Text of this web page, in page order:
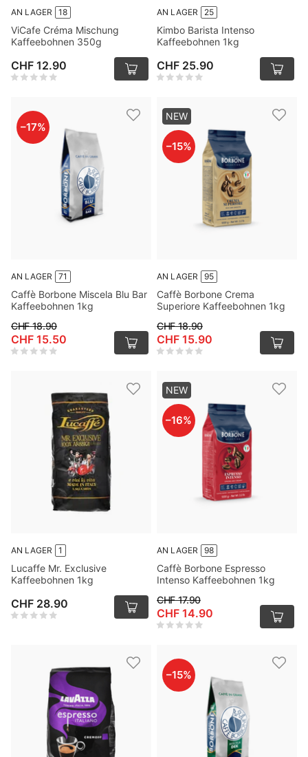
AN LAGER 18
ViCafe Créma Mischung
Kaffeebohnen 350g
CHF 12.90
AN LAGER 25
Kimbo Barista Intenso
Kaffeebohnen 1kg
CHF 25.90
AN LAGER 71
Caffè Borbone Miscela Blu Bar
Kaffeebohnen 1kg
–17%
CHF 18.90
CHF 15.50
AN LAGER 95
Caffè Borbone Crema
Superiore Kaffeebohnen 1kg
NEW
–15%
CHF 18.90
CHF 15.90
AN LAGER 1
Lucaffe Mr. Exclusive
Kaffeebohnen 1kg
CHF 28.90
AN LAGER 98
Caffè Borbone Espresso
Intenso Kaffeebohnen 1kg
NEW
–16%
CHF 17.90
CHF 14.90
–15%